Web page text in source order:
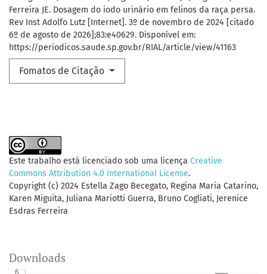
Ferreira JE. Dosagem do iodo urinário em felinos da raça persa.
Rev Inst Adolfo Lutz [Internet]. 3º de novembro de 2024 [citado
6º de agosto de 2026];83:e40629. Disponível em:
https://periodicos.saude.sp.gov.br/RIAL/article/view/41163
Fomatos de Citação
Este trabalho está licenciado sob uma licença Creative
Commons Attribution 4.0 International License.
Copyright (c) 2024 Estella Zago Becegato, Regina Maria Catarino,
Karen Miguita, Juliana Mariotti Guerra, Bruno Cogliati, Jerenice
Esdras Ferreira
Downloads